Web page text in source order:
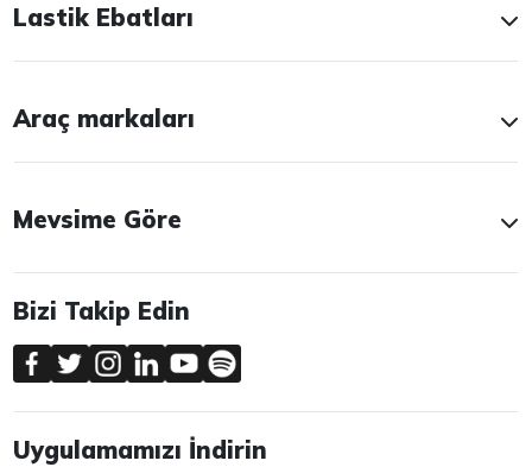
Lastik Ebatları
Araç markaları
Mevsime Göre
Bizi Takip Edin
Uygulamamızı İndirin